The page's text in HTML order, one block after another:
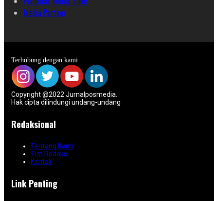
Media Partner
Terhubung dengan kami
Copyright @2022 Jurnalposmedia.
Hak cipta dilindungi undang-undang
Redaksional
Tentang Kami
Tim Redaksi
Kontak
Link Penting